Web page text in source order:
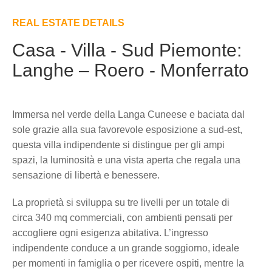
REAL ESTATE DETAILS
Casa - Villa - Sud Piemonte:
Langhe – Roero - Monferrato
Immersa nel verde della Langa Cuneese e baciata dal
sole grazie alla sua favorevole esposizione a sud-est,
questa villa indipendente si distingue per gli ampi
spazi, la luminosità e una vista aperta che regala una
sensazione di libertà e benessere.
La proprietà si sviluppa su tre livelli per un totale di
circa 340 mq commerciali, con ambienti pensati per
accogliere ogni esigenza abitativa. L’ingresso
indipendente conduce a un grande soggiorno, ideale
per momenti in famiglia o per ricevere ospiti, mentre la